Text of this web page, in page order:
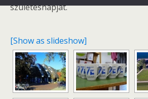
születésnapját.
[Show as slideshow]